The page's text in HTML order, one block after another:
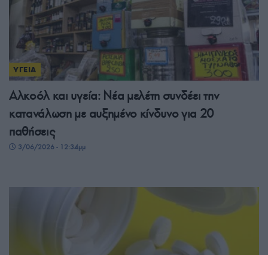
ΥΓΕΙΑ
Αλκοόλ και υγεία: Νέα μελέτη συνδέει την
κατανάλωση με αυξημένο κίνδυνο για 20
παθήσεις
3/06/2026 - 12:34μμ